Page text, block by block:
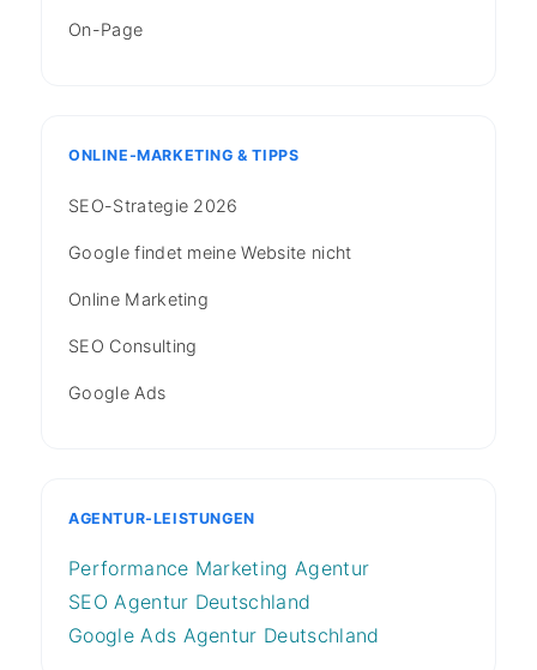
On-Page
ONLINE-MARKETING & TIPPS
SEO-Strategie 2026
Google findet meine Website nicht
Online Marketing
SEO Consulting
Google Ads
AGENTUR-LEISTUNGEN
Performance Marketing Agentur
SEO Agentur Deutschland
Google Ads Agentur Deutschland